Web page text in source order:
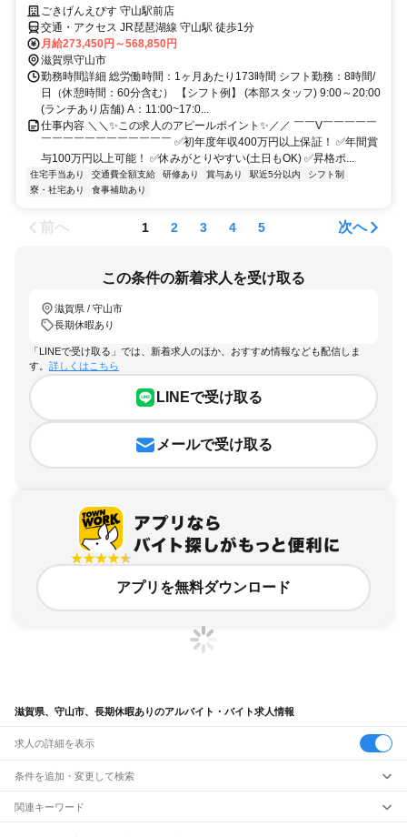
ごきげんえびす 守山駅前店
交通・アクセス JR琵琶湖線 守山駅 徒歩1分
月給273,450円～568,850円
滋賀県守山市
勤務時間詳細 総労働時間：1ヶ月あたり173時間 シフト勤務：8時間/
日（休憩時間：60分含む） 【シフト例】 (本部スタッフ) 9:00～20:00
(ランチあり店舗) A：11:00~17:0...
仕事内容 ＼＼✨この求人のアピールポイント✨／／ ￣￣V￣￣￣￣￣
￣￣￣￣￣￣￣￣￣￣￣￣ ✅初年度年収400万円以上保証！ ✅年間賞
与100万円以上可能！ ✅休みがとりやすい(土日もOK) ✅昇格ポ...
住宅手当あり 交通費全額支給 研修あり 賞与あり 駅近5分以内
シフト制
寮・社宅あり
食事補助あり
前へ 1 2 3 4 5 次へ
この条件の新着求人を受け取る
滋賀県 / 守山市
長期休暇あり
「LINEで受け取る」では、新着求人のほか、おすすめ情報なども配信しま
す。 詳しくはこちら
LINEで受け取る
メールで受け取る
アプリを無料ダウンロード
滋賀県、守山市、長期休暇ありのアルバイト・バイト求人情報
求人の詳細を表示
条件を追加・変更して検索
市区町村を追加・変更
関連キーワード